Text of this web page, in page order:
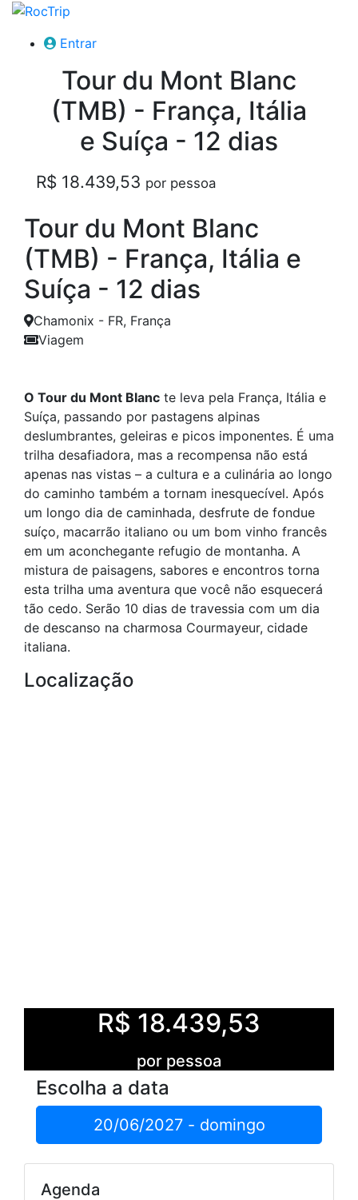
Entrar
Tour du Mont Blanc
(TMB) - França, Itália
e Suíça - 12 dias
R$ 18.439,53 por pessoa
Tour du Mont Blanc
(TMB) - França, Itália e
Suíça - 12 dias
Chamonix - FR, França
Viagem
O Tour du Mont Blanc te leva pela França, Itália e
Suíça, passando por pastagens alpinas
deslumbrantes, geleiras e picos imponentes. É uma
trilha desafiadora, mas a recompensa não está
apenas nas vistas – a cultura e a culinária ao longo
do caminho também a tornam inesquecível. Após
um longo dia de caminhada, desfrute de fondue
suíço, macarrão italiano ou um bom vinho francês
em um aconchegante refugio de montanha. A
mistura de paisagens, sabores e encontros torna
esta trilha uma aventura que você não esquecerá
tão cedo. Serão 10 dias de travessia com um dia
de descanso na charmosa Courmayeur, cidade
italiana.
Localização
R$ 18.439,53
por pessoa
Escolha a data
20/06/2027 - domingo
Agenda